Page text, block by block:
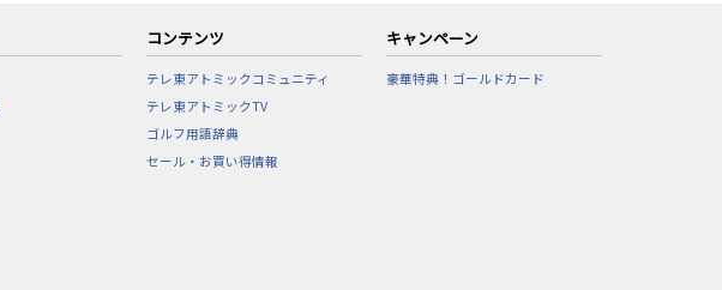
コンテンツ
テレ東アトミックコミュニティ
テレ東アトミックTV
ゴルフ用語辞典
セール・お買い得情報
キャンペーン
豪華特典！ゴールドカード